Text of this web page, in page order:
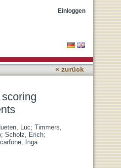
Einloggen
« zurück
Luc; Timmers,
; Scholz, Erich;
Inga